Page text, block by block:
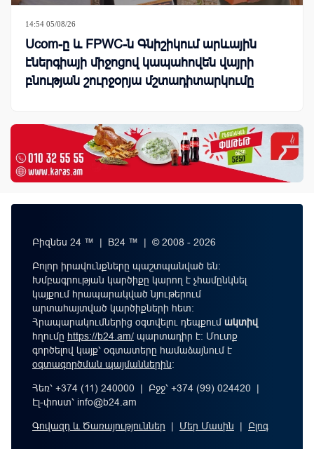
14:54 05/08/26
Ucom-ը և FPWC-ն Գնիշիկում արևային
էներգիայի միջոցով կապահովեն վայրի
բնության շուրջօրյա մշտադիտարկումը
Բիզնես 24 ™ | B24 ™ | © 2008 - 2026
Բոլոր իրավունքները պաշտպանված են:
Խմբագրության կարծիքը կարող է չհամընկնել
կայքում հրապարակված նյութերում
արտահայտված կարծիքների հետ:
Հրապարակումներից օգտվելու դեպքումակտիվ
հղումը https://b24.am/ պարտադիր է: Մուտք
գործելով կայք՝ օգտատերը համաձայնում է
օգտագործման պայմաններին։
Հեռ՝ +374 (11) 240000 | Բջջ՝ +374 (99) 024420 |
Էլ-փոստ՝ info@b24.am
Գովազդ և Ծառայություններ | Մեր Մասին | Բլոգ